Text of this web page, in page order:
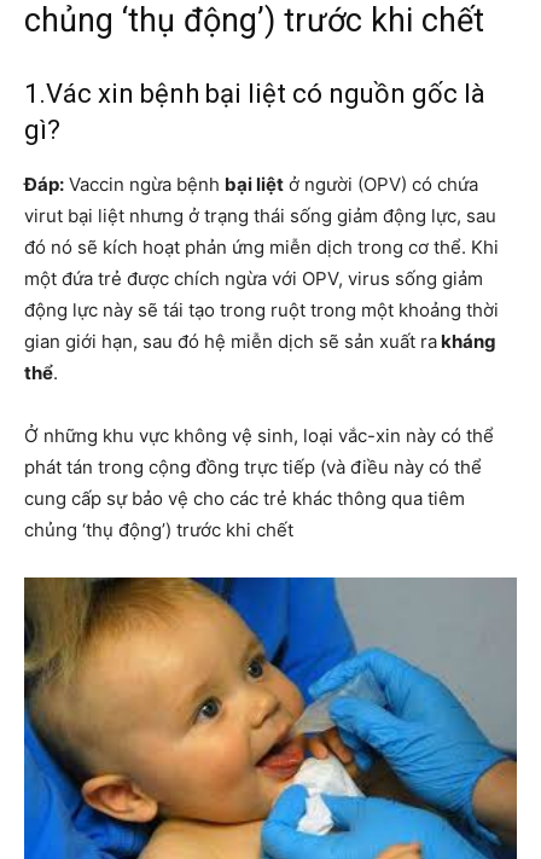
chủng ‘thụ động’) trước khi chết
1.Vác xin bệnh bại liệt có nguồn gốc là
gì?
Đáp: Vaccin ngừa bệnh bại liệt ở người (OPV) có chứa
virut bại liệt nhưng ở trạng thái sống giảm động lực, sau
đó nó sẽ kích hoạt phản ứng miễn dịch trong cơ thể. Khi
một đứa trẻ được chích ngừa với OPV, virus sống giảm
động lực này sẽ tái tạo trong ruột trong một khoảng thời
gian giới hạn, sau đó hệ miễn dịch sẽ sản xuất rakháng
thể.
Ở những khu vực không vệ sinh, loại vắc-xin này có thể
phát tán trong cộng đồng trực tiếp (và điều này có thể
cung cấp sự bảo vệ cho các trẻ khác thông qua tiêm
chủng ‘thụ động’) trước khi chết